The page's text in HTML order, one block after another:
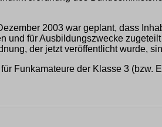
2003 war geplant, dass
und für Ausbildungszwecke
der jetzt veröffentlicht wurde,
Funkamateure der Klasse 3 (bzw.